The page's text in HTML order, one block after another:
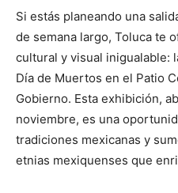
Si estás planeando una
de semana largo, Toluca te
cultural y visual inigualable:
Día de Muertos en el Patio
Gobierno. Esta exhibición,
noviembre, es una
tradiciones mexicanas y
etnias mexiquenses que